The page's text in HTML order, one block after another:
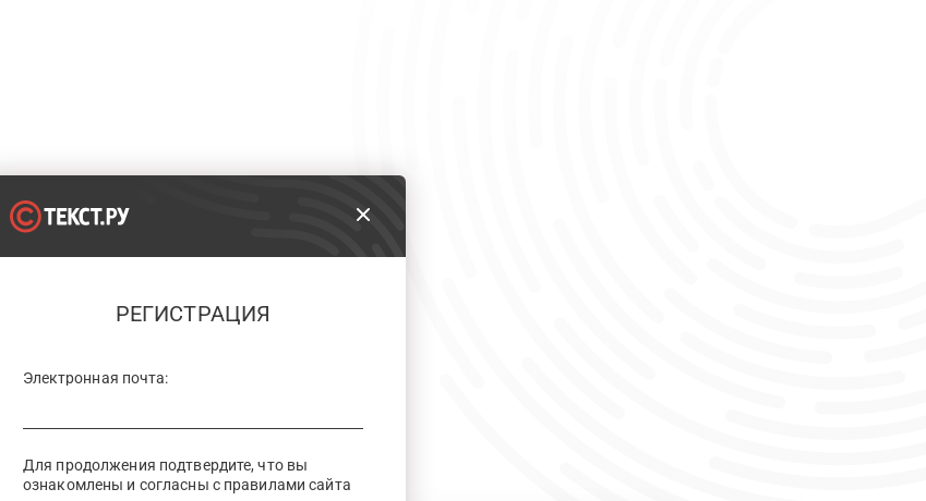
РЕГИСТРАЦИЯ
Электронная почта:
Для продолжения подтвердите, что вы
ознакомлены и согласны с правилами сайта